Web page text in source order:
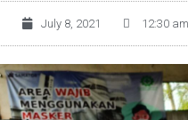
July 8, 2021 12:30 am